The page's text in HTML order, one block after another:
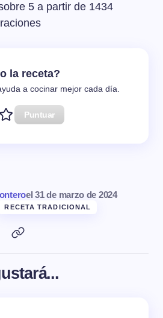
5 a partir de 1434
la receta?
a cocinar mejor cada día.
Puntuar
el 31 de marzo de 2024
RECETA TRADICIONAL